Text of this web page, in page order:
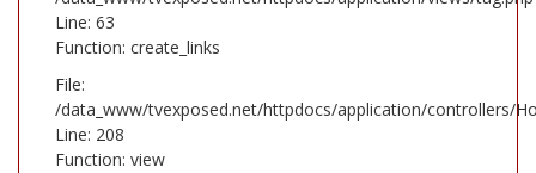
Line: 63
Function: create_links
File:
/data_www/tvexposed.net/httpdocs/application/controllers/
Line: 208
Function: view